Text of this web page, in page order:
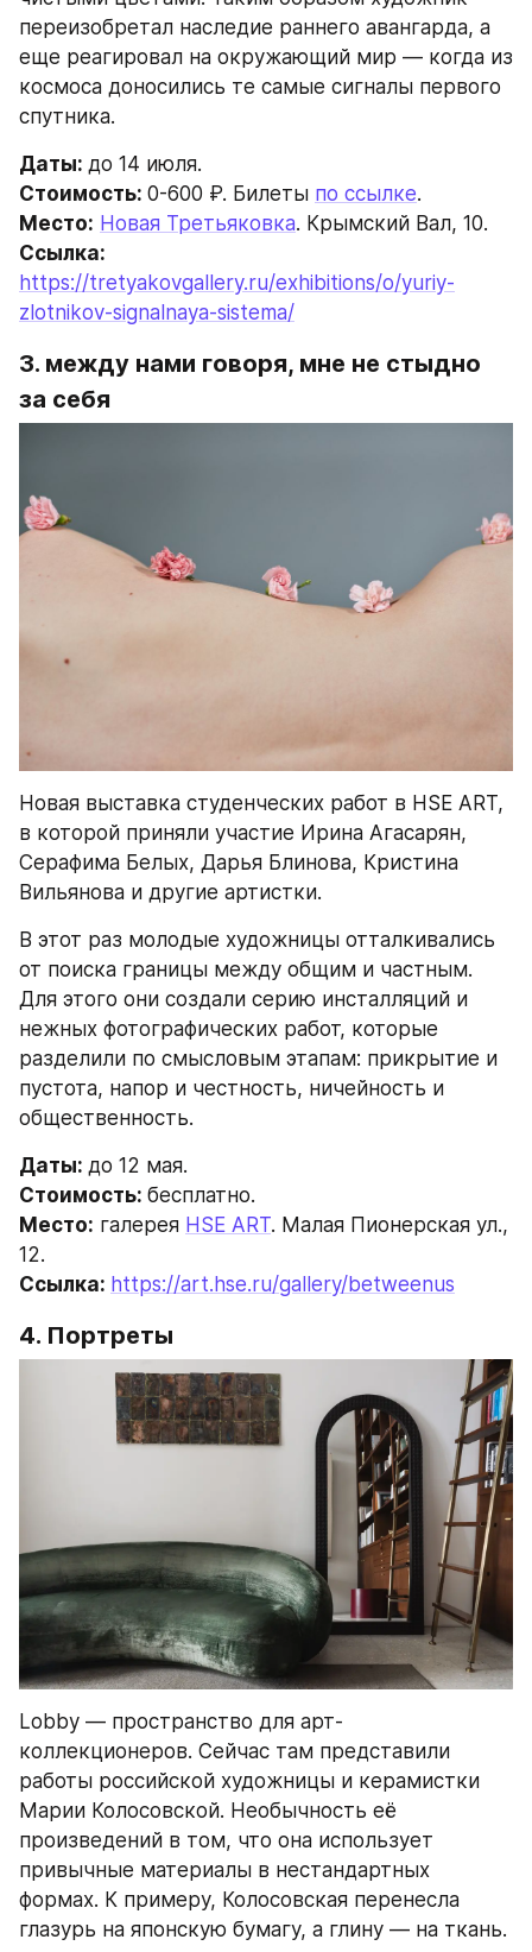
переизобретал наследие раннего авангарда, а
еще реагировал на окружающий мир — когда из
космоса доносились те самые сигналы первого
спутника.
Даты: до 14 июля.
Стоимость: 0-600 ₽. Билеты по ссылке.
Место: Новая Третьяковка. Крымский Вал, 10.
https://tretyakovgallery.ru/exhibitions/o/yuriy-
zlotnikov-signalnaya-sistema/
3. между нами говоря, мне не стыдно
за себя
Новая выставка студенческих работ в HSE ART,
в которой приняли участие Ирина Агасарян,
Серафима Белых, Дарья Блинова, Кристина
Вильянова и другие артистки.
В этот раз молодые художницы отталкивались
от поиска границы между общим и частным.
Для этого они создали серию инсталляций и
нежных фотографических работ, которые
разделили по смысловым этапам: прикрытие и
пустота, напор и честность, ничейность и
общественность.
Даты: до 12 мая.
Стоимость: бесплатно.
Место: галерея HSE ART. Малая Пионерская ул.,
12.
Ссылка: https://art.hse.ru/gallery/betweenus
4. Портреты
Lobby — пространство для арт-
коллекционеров. Сейчас там представили
работы российской художницы и керамистки
Марии Колосовской. Необычность её
произведений в том, что она использует
привычные материалы в нестандартных
формах. К примеру, Колосовская перенесла
глазурь на японскую бумагу, а глину — на ткань.